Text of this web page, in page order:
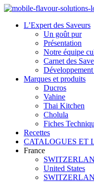
L’Expert des Saveurs
Un goût pur
Présentation
Notre équipe
Carnet des
Marques et produits
Ducros
Vahine
Thai Kitchen
Cholula
Fiches
Recettes
CATALOGUES ET
France
United States